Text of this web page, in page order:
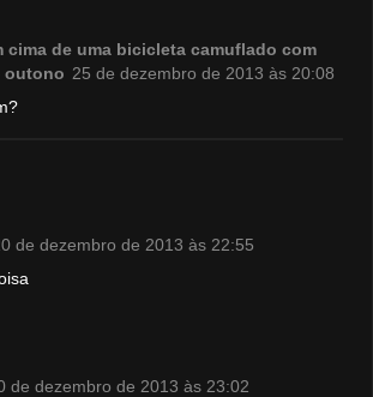
cima de uma bicicleta camuflado com
outono 25 de dezembro de 2013 às 20:08
de dezembro de 2013 às 22:55
de dezembro de 2013 às 23:02